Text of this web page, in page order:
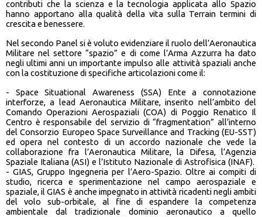
contributi che la scienza e la tecnologia applicata allo Spazio
hanno apportano alla qualità della vita sulla Terrain termini di
crescita e benessere.
Nel secondo Panel si è voluto evidenziare il ruolo dell’Aeronautica
Militare nel settore “spazio” e di come l’Arma Azzurra ha dato
negli ultimi anni un importante impulso alle attività spaziali anche
con la costituzione di specifiche articolazioni come il:
- Space Situational Awareness (SSA) Ente a connotazione
interforze, a lead Aeronautica Militare, inserito nell’ambito del
Comando Operazioni Aerospaziali (COA) di Poggio Renatico Il
Centro è responsabile del servizio di “fragmentation” all’interno
del Consorzio Europeo Space Surveillance and Tracking (EU-SST)
ed opera nel contesto di un accordo nazionale che vede la
collaborazione fra l’Aeronautica Militare, la Difesa, l’Agenzia
Spaziale Italiana (ASI) e l’Istituto Nazionale di Astrofisica (INAF).
- GIAS, Gruppo Ingegneria per l’Aero-Spazio. Oltre ai compiti di
studio, ricerca e sperimentazione nel campo aerospaziale e
spaziale, il GIAS è anche impegnato in attività ricadenti negli ambiti
del volo sub-orbitale, al fine di espandere la competenza
ambientale dal tradizionale dominio aeronautico a quello